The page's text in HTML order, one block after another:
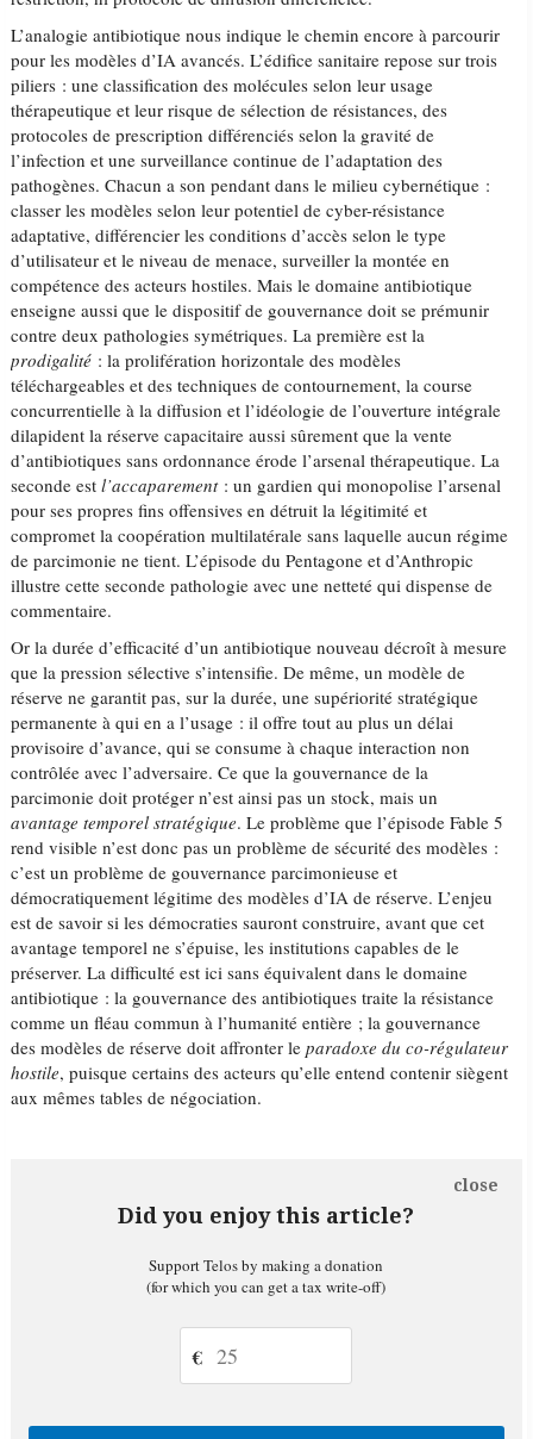
L’analogie antibiotique nous indique le chemin encore à parcourir
pour les modèles d’IA avancés. L’édifice sanitaire repose sur trois
piliers : une classification des molécules selon leur usage
thérapeutique et leur risque de sélection de résistances, des
protocoles de prescription différenciés selon la gravité de
l’infection et une surveillance continue de l’adaptation des
pathogènes. Chacun a son pendant dans le milieu cybernétique :
classer les modèles selon leur potentiel de cyber-résistance
adaptative, différencier les conditions d’accès selon le type
d’utilisateur et le niveau de menace, surveiller la montée en
compétence des acteurs hostiles. Mais le domaine antibiotique
enseigne aussi que le dispositif de gouvernance doit se prémunir
contre deux pathologies symétriques. La première est la
prodigalité : la prolifération horizontale des modèles
téléchargeables et des techniques de contournement, la course
concurrentielle à la diffusion et l’idéologie de l’ouverture intégrale
dilapident la réserve capacitaire aussi sûrement que la vente
d’antibiotiques sans ordonnance érode l’arsenal thérapeutique. La
seconde estl’accaparement: un gardien qui monopolise l’arsenal
pour ses propres fins offensives en détruit la légitimité et
compromet la coopération multilatérale sans laquelle aucun régime
de parcimonie ne tient. L’épisode du Pentagone et d’Anthropic
illustre cette seconde pathologie avec une netteté qui dispense de
commentaire.
Or la durée d’efficacité d’un antibiotique nouveau décroît à mesure
que la pression sélective s’intensifie. De même, un modèle de
réserve ne garantit pas, sur la durée, une supériorité stratégique
permanente à qui en a l’usage : il offre tout au plus un délai
provisoire d’avance, qui se consume à chaque interaction non
contrôlée avec l’adversaire. Ce que la gouvernance de la
parcimonie doit protéger n’est ainsi pas un stock, mais un
avantage temporel stratégique. Le problème que l’épisode Fable 5
rend visible n’est donc pas un problème de sécurité des modèles :
c’est un problème de gouvernance parcimonieuse et
démocratiquement légitime des modèles d’IA de réserve. L’enjeu
est de savoir si les démocraties sauront construire, avant que cet
avantage temporel ne s’épuise, les institutions capables de le
préserver. La difficulté est ici sans équivalent dans le domaine
antibiotique : la gouvernance des antibiotiques traite la résistance
comme un fléau commun à l’humanité entière ; la gouvernance
des modèles de réserve doit affronter leparadoxe du co-régulateur
hostile, puisque certains des acteurs qu’elle entend contenir siègent
aux mêmes tables de négociation.
Did you enjoy this article?
close
Support Telos by making a donation
(for which you can get a tax write-off)
€